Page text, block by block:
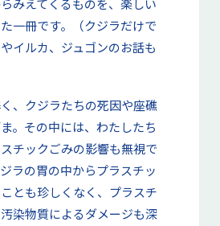
みえてくるものを、楽しい
一冊です。（クジラだけで
イルカ、ジュゴンのお話も
、クジラたちの死因や座礁
。その中には、わたしたち
チックごみの影響も無視で
ラの胃の中からプラスチッ
とも珍しくなく、プラスチ
染物質によるダメージも深